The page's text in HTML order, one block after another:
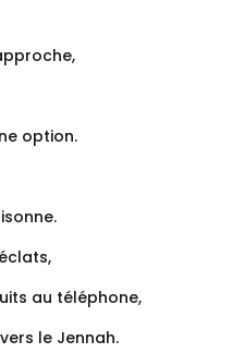
option.
au téléphone,
le Jennah.